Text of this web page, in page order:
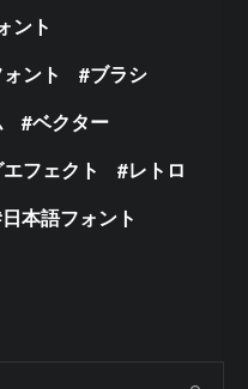
ント
ント
ブラシ
ベクター
フェクト
レトロ
日本語フォント